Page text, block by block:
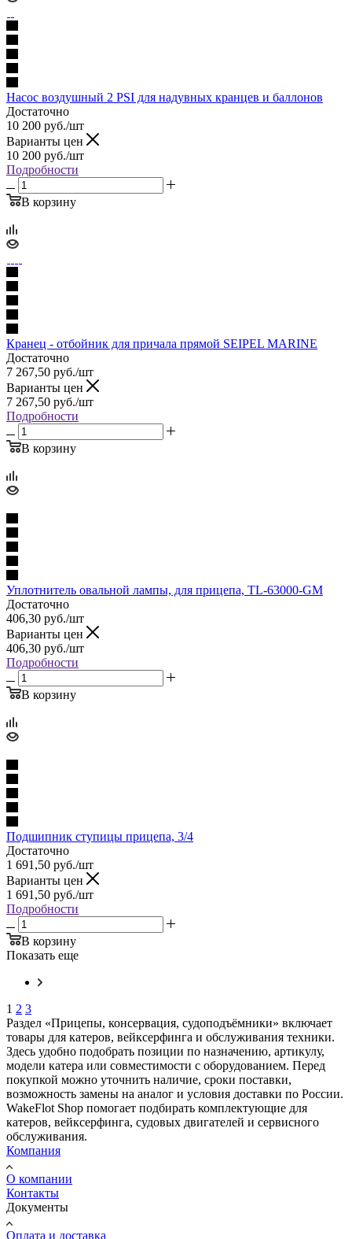
Насос воздушный 2 PSI для надувных кранцев и баллонов
Достаточно
10 200 руб./шт
Варианты цен
10 200 руб./шт
Подробности
В корзину
Кранец - отбойник для причала прямой SEIPEL MARINE
Достаточно
7 267,50 руб./шт
Варианты цен
7 267,50 руб./шт
Подробности
В корзину
Уплотнитель овальной лампы, для прицепа, TL-63000-GM
Достаточно
406,30 руб./шт
Варианты цен
406,30 руб./шт
Подробности
В корзину
Подшипник ступицы прицепа, 3/4
Достаточно
1 691,50 руб./шт
Варианты цен
1 691,50 руб./шт
Подробности
В корзину
Показать еще
1 2 3
Раздел «Прицепы, консервация, судоподъёмники» включает
товары для катеров, вейксерфинга и обслуживания техники.
Здесь удобно подобрать позиции по назначению, артикулу,
модели катера или совместимости с оборудованием. Перед
покупкой можно уточнить наличие, сроки поставки,
возможность замены на аналог и условия доставки по России.
WakeFlot Shop помогает подбирать комплектующие для
катеров, вейксерфинга, судовых двигателей и сервисного
обслуживания.
Компания
О компании
Контакты
Документы
Оплата и доставка